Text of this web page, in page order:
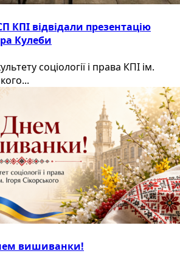
КПІ відвідали презентацію
Кулеби
соціології і права КПІ ім.
вишиванки!